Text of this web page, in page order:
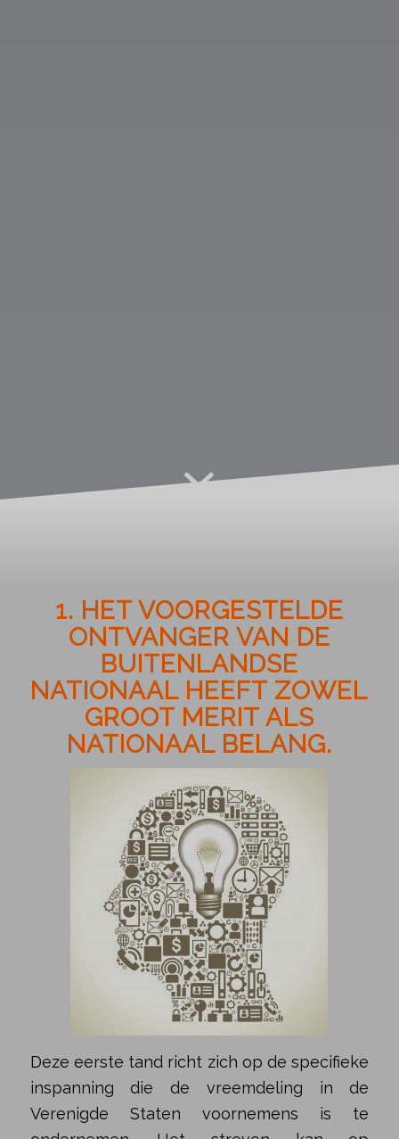
1. HET VOORGESTELDE
ONTVANGER VAN DE
BUITENLANDSE
NATIONAAL HEEFT ZOWEL
GROOT MERIT ALS
NATIONAAL BELANG.
Deze eerste tand richt zich op de specifieke
inspanning die de vreemdeling in de
Verenigde Staten voornemens is te